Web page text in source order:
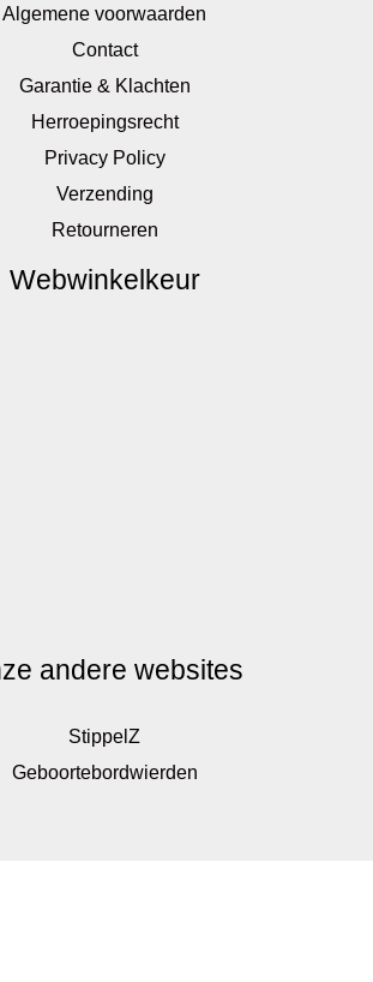
Algemene voorwaarden
Contact
Garantie & Klachten
Herroepingsrecht
Privacy Policy
Verzending
Retourneren
Webwinkelkeur
andere websites
StippelZ
Geboortebordwierden